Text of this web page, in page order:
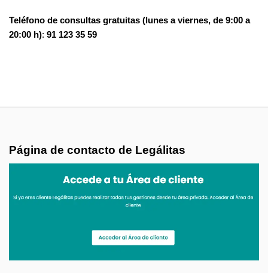
Teléfono de consultas gratuitas (lunes a viernes, de 9:00 a
20:00 h): 91 123 35 59
Página de contacto de Legálitas